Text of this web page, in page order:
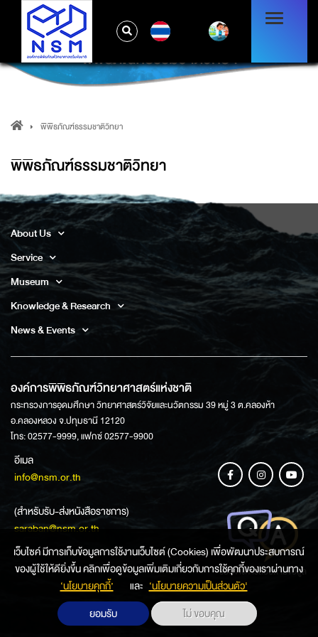
พิพิธภัณฑ์ธรรมชาติวิทยา
พิพิธภัณฑ์ธรรมชาติวิทยา
พิพิธภัณฑ์ธรรมชาติวิทยา
About Us
Service
Museum
Knowledge & Research
News & Events
องค์การพิพิธภัณฑ์วิทยาศาสตร์แห่งชาติ
กระทรวงการอุดมศึกษา วิทยาศาสตร์วิจัยและนวัตกรรม 39 หมู่ 3 ต.คลองห้า
อ.คลองหลวง จ.ปทุมธานี 12120
โทร: 02577-9999, แฟกซ์ 02577-9900
อีเมล
info@nsm.or.th
(สำหรับรับ-ส่งหนังสือราชการ)
saraban@nsm.or.th
ช่องทางการสอบถามข้อมูล
เว็บไซค์ มีการเก็บข้อมูลการใช้งานเว็บไซต์ (Cookies) เพื่อพัฒนาประสบการณ์
ของผู้ใช้ให้ดียิ่งขึ้น คลิกเพื่อดูข้อมูลเพิ่มเติมเกี่ยวกับการใช้คุกกี้ของเราผ่านทาง
‘นโยบายคุกกี้’
และ ‘นโยบายความเป็นส่วนตัว'
ยอมรับ
ไม่ ขอบคุณ